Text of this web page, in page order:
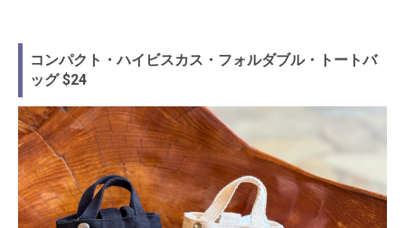
コンパクト・ハイビスカス・フォルダブル・トートバ
ッグ $24